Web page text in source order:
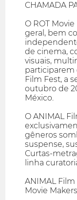
CHAMADA
O ROT
geral, bem
de cinema,
visuais,
participarem
Film Fest, a
outubro de
México.
O ANIMAL
gêneros
suspense,
Curtas-
linha
ANIMAL
Movie